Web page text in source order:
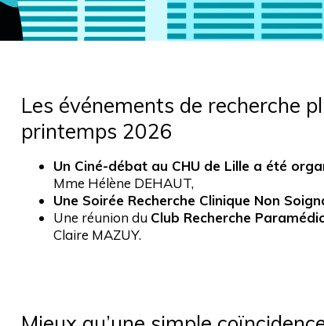
Les événements de recherche
printemps 2026
Un Ciné-débat au CHU de Lille a été
Mme Hélène DEHAUT,
Une Soirée Recherche Clinique Non
Une réunion du Club Recherche
Claire MAZUY.